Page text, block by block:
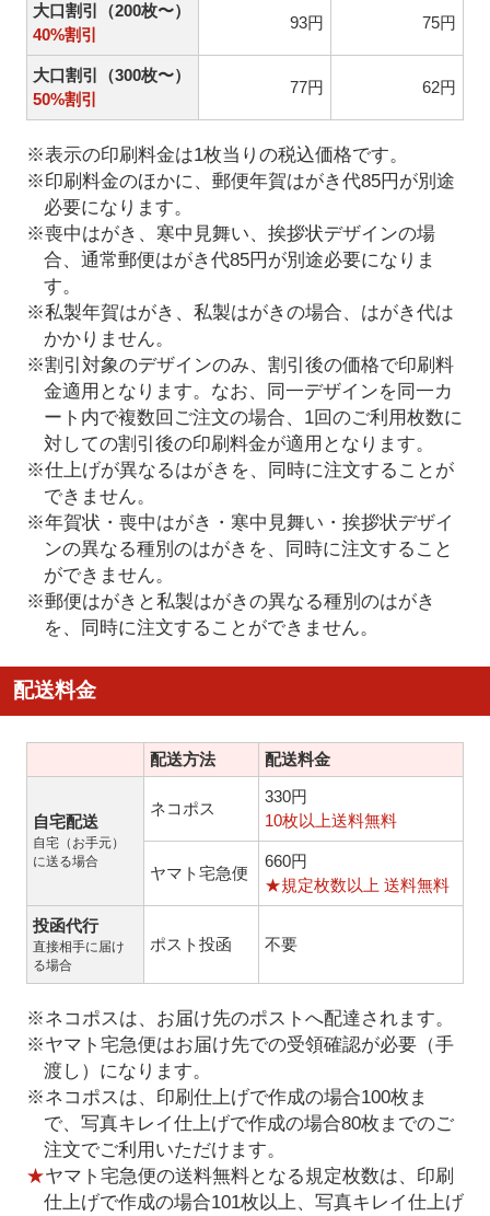
大口割引（200枚〜）
40%割引
93円 75円
大口割引（300枚〜）
50%割引
77円 62円
※表示の印刷料金は1枚当りの税込価格です。
※印刷料金のほかに、郵便年賀はがき代85円が別途
必要になります。
※喪中はがき、寒中見舞い、挨拶状デザインの場
合、通常郵便はがき代85円が別途必要になりま
す。
※私製年賀はがき、私製はがきの場合、はがき代は
かかりません。
※割引対象のデザインのみ、割引後の価格で印刷料
金適用となります。なお、同一デザインを同一カ
ート内で複数回ご注文の場合、1回のご利用枚数に
対しての割引後の印刷料金が適用となります。
※仕上げが異なるはがきを、同時に注文することが
できません。
※年賀状・喪中はがき・寒中見舞い・挨拶状デザイ
ンの異なる種別のはがきを、同時に注文すること
ができません。
※郵便はがきと私製はがきの異なる種別のはがき
を、同時に注文することができません。
配送料金
配送方法 配送料金
自宅配送
自宅（お手元）
に送る場合
ネコポス
330円
10枚以上送料無料
ヤマト宅急便
660円
★規定枚数以上 送料無料
投函代行
直接相手に届け
る場合
ポスト投函 不要
※ネコポスは、お届け先のポストへ配達されます。
※ヤマト宅急便はお届け先での受領確認が必要（手
渡し）になります。
※ネコポスは、印刷仕上げで作成の場合100枚ま
で、写真キレイ仕上げで作成の場合80枚までのご
注文でご利用いただけます。
★ヤマト宅急便の送料無料となる規定枚数は、印刷
仕上げで作成の場合101枚以上、写真キレイ仕上げ